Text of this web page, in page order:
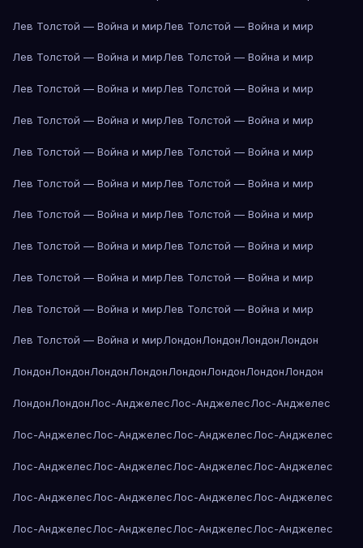
Лев Толстой — Война и мирЛев Толстой — Война и мир
Лев Толстой — Война и мирЛев Толстой — Война и мир
Лев Толстой — Война и мирЛев Толстой — Война и мир
Лев Толстой — Война и мирЛев Толстой — Война и мир
Лев Толстой — Война и мирЛев Толстой — Война и мир
Лев Толстой — Война и мирЛев Толстой — Война и мир
Лев Толстой — Война и мирЛев Толстой — Война и мир
Лев Толстой — Война и мирЛев Толстой — Война и мир
Лев Толстой — Война и мирЛев Толстой — Война и мир
Лев Толстой — Война и мирЛев Толстой — Война и мир
Лев Толстой — Война и мирЛондонЛондонЛондонЛондон
ЛондонЛондонЛондонЛондонЛондонЛондонЛондонЛондон
ЛондонЛондонЛос-АнджелесЛос-АнджелесЛос-Анджелес
Лос-АнджелесЛос-АнджелесЛос-АнджелесЛос-Анджелес
Лос-АнджелесЛос-АнджелесЛос-АнджелесЛос-Анджелес
Лос-АнджелесЛос-АнджелесЛос-АнджелесЛос-Анджелес
Лос-АнджелесЛос-АнджелесЛос-АнджелесЛос-Анджелес